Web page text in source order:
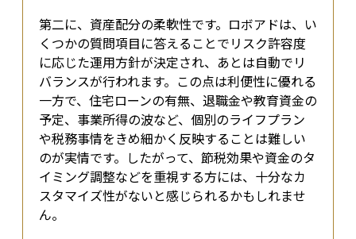
第二に、資産配分の柔軟性です。ロボアドは、い
くつかの質問項目に答えることでリスク許容度
に応じた運用方針が決定され、あとは自動でリ
バランスが行われます。この点は利便性に優れる
一方で、住宅ローンの有無、退職金や教育資金の
予定、事業所得の波など、個別のライフプラン
や税務事情をきめ細かく反映することは難しい
のが実情です。したがって、節税効果や資金のタ
イミング調整などを重視する方には、十分なカ
スタマイズ性がないと感じられるかもしれませ
ん。